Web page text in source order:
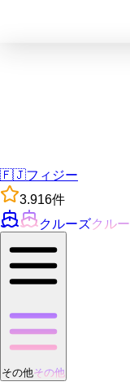
🇫🇯フィジー
3.916件
クルーズクル
その他その他